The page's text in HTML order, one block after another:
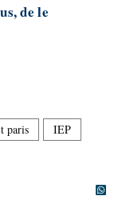
de le
paris
IEP